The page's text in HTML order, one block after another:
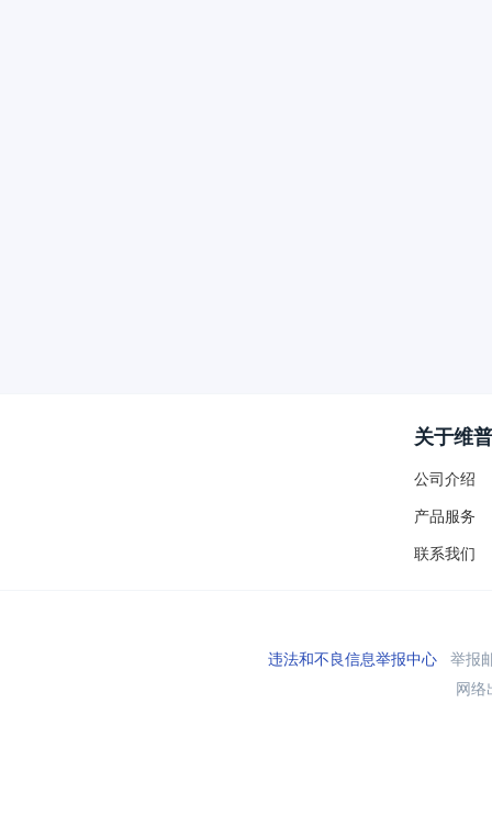
关于维普
公司介绍
产品服务
联系我们
违法和不良信息举报中心举报
网